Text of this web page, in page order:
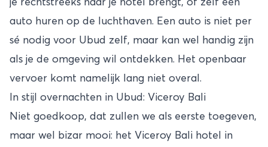
je rechtstreeks naar je hotel brengt, of zelf een
auto huren op de luchthaven. Een auto is niet per
sé nodig voor Ubud zelf, maar kan wel handig zijn
als je de omgeving wil ontdekken. Het openbaar
vervoer komt namelijk lang niet overal.
In stijl overnachten in Ubud: Viceroy Bali
Niet goedkoop, dat zullen we als eerste toegeven,
maar wel bizar mooi: het Viceroy Bali hotel in